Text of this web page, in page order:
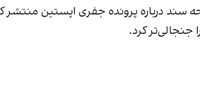
نمایندگان آمریکا بیش از ۳۳ هزار صفحه سند درباره
جنجالی‌تر کرد.